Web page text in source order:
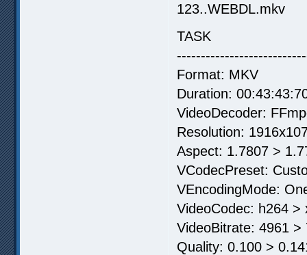
123..WEBDL.mkv
TASK
Format: MKV
Duration:
VideoDecoder:
Resolution:
Aspect: 1.7807 >
VCodecPreset:
VEncodingMode:
VideoCodec: h264 >
VideoBitrate: 4961 >
Quality: 0.100 >